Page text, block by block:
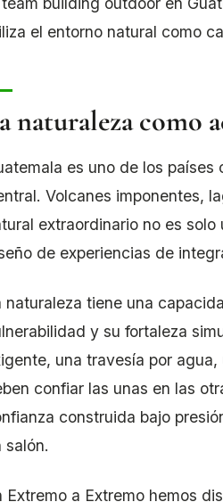
el entorno natural como
naturaleza como
es uno de los
Volcanes imponentes,
extraordinario no es
de experiencias de
naturaleza tiene una
y su fortaleza
una travesía por
confiar las unas en las
construida bajo
salón.
Extremo a Extremo hemos